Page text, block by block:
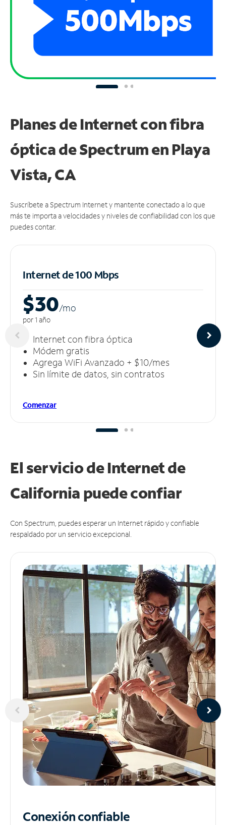
Planes de Internet con fibra
óptica de Spectrum en Playa
Vista, CA
Suscríbete a Spectrum Internet y mantente conectado a lo que
más te importa a velocidades y niveles de confiabilidad con los que
puedes contar.
Internet de 100 Mbps
$30/mo
por 1 año
Internet con fibra óptica
Módem gratis
Agrega WiFi Avanzado + $10/mes
Sin límite de datos, sin contratos
Comenzar
El servicio de Internet de
California puedeconfiar
Con Spectrum, puedes esperar un Internet rápido y confiable
respaldado por un servicio excepcional.
Conexión confiable